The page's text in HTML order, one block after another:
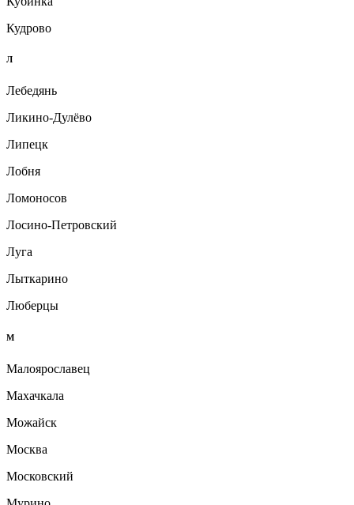
Кудрово
Л
Лебедянь
Ликино-Дулёво
Липецк
Лобня
Ломоносов
Лосино-Петровский
Луга
Лыткарино
Люберцы
М
Малоярославец
Махачкала
Можайск
Москва
Московский